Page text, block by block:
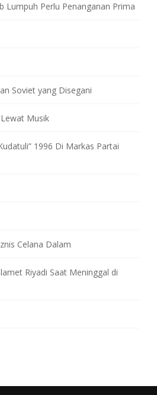
Lumpuh Perlu Penanganan Prima
Soviet yang Disegani
Musik
1996 Di Markas Partai
Celana Dalam
Riyadi Saat Meninggal di